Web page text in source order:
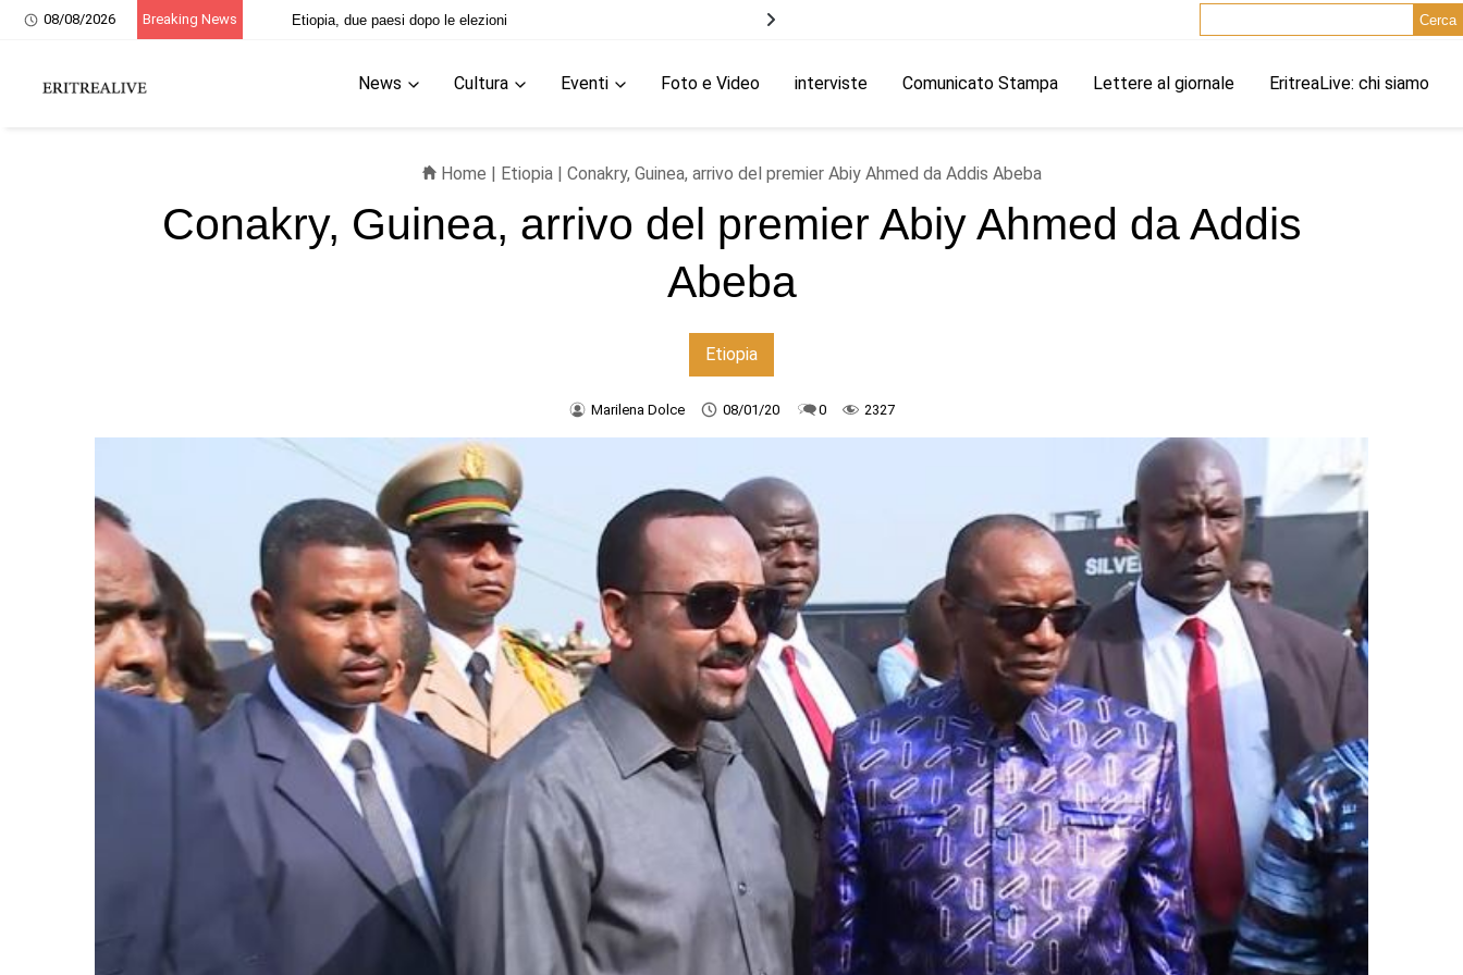
08/08/2026 Breaking News Etiopia, due paesi dopo le elezioni
20 giugno, ricordo dei martiri eritrei Cerca
News Cultura Eventi Foto e Video interviste Comunicato Stampa Lettere al giornale EritreaLive: chi siamo
Home | Etiopia| Conakry, Guinea, arrivo del premier Abiy Ahmed da Addis Abeba
Conakry, Guinea, arrivo del premier Abiy Ahmed da Addis
Abeba
Etiopia
Marilena Dolce 08/01/20 0 2327